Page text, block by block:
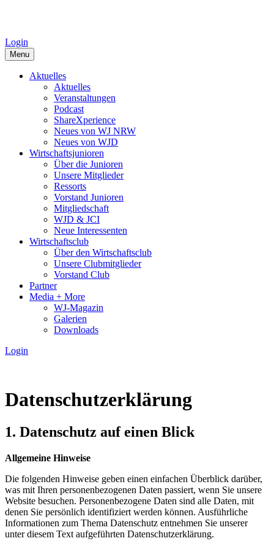
Login
Menu
Aktuelles
Aktuelles
Veranstaltungen
Podcast
ShareXperience
Neues von WJ NRW
Neues von WJD
Wirtschaftsjunioren
Über die Junioren
Unsere Mitglieder
Ressorts
Vorstand Junioren
Mitgliedschaft
WJD & JCI
Neue Interessenten
Wirtschaftsclub
Über den Wirtschaftsclub
Unsere Clubmitglieder
Vorstand Club
Partner
Media + More
WJ-Magazin
Galerien
Downloads
Login
Datenschutzerklärung
1. Datenschutz auf einen Blick
Allgemeine Hinweise
Die folgenden Hinweise geben einen einfachen Überblick darüber,
was mit Ihren personenbezogenen Daten passiert, wenn Sie unsere
Website besuchen. Personenbezogene Daten sind alle Daten, mit
denen Sie persönlich identifiziert werden können. Ausführliche
Informationen zum Thema Datenschutz entnehmen Sie unserer
unter diesem Text aufgeführten Datenschutzerklärung.